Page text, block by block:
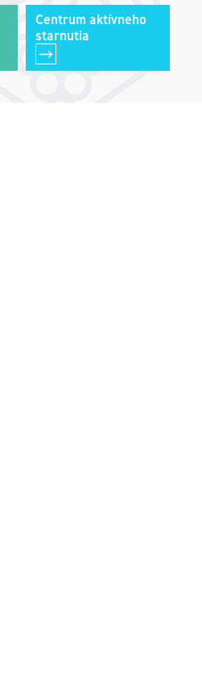
Centrum aktívneho
starnutia